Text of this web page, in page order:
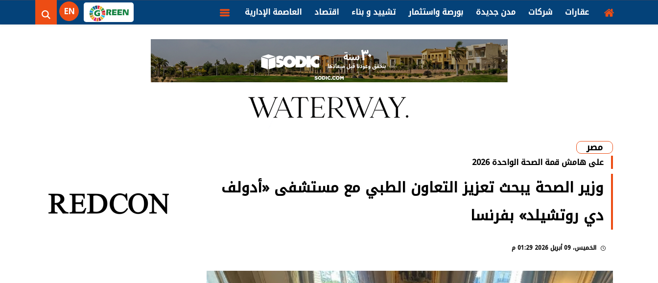
عقارات
شركات مدن جديدة بورصة واستثمار تشييد و بناء اقتصاد العاصمة الإدارية EN
مصر
على هامش قمة الصحة الواحدة 2026
وزير الصحة يبحث تعزيز التعاون الطبي مع مستشفى «أدولف
دي روتشيلد» بفرنسا
الخميس، 09 أبريل 2026 01:29 م